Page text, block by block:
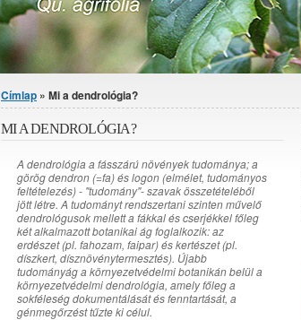
Jelenlegi hely
Címlap » Mi a dendrológia?
MI A DENDROLÓGIA?
A dendrológia a fásszárú növények tudománya; a
görög dendron (=fa) és logon (elmélet, tudományos
feltételezés) - "tudomány"- szavak összetételéből
jött létre. A tudományt rendszertani szinten művelő
dendrológusok mellett a fákkal és cserjékkel főleg
két alkalmazott botanikai ág foglalkozik: az
erdészet (pl. fahozam, faipar) és kertészet (pl.
díszkert, dísznövénytermesztés). Újabb
tudományág a környezetvédelmi botanikán belül a
környezetvédelmi dendrológia, amely főleg a
sokféleség dokumentálását és fenntartását, a
génmegőrzést tűzte ki célul.